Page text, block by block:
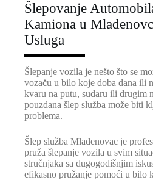
Šlepovanje
Kamiona u
Usluga
Šlepanje vozila je nešto što se
vozaču u bilo koje doba dana ili
kvaru na putu, sudaru ili drugim
pouzdana šlep služba može biti
problema.
Šlep služba Mladenovac je
pruža šlepanje vozila u svim
stručnjaka sa dugogodišnjim
efikasno pružanje pomoći u bilo